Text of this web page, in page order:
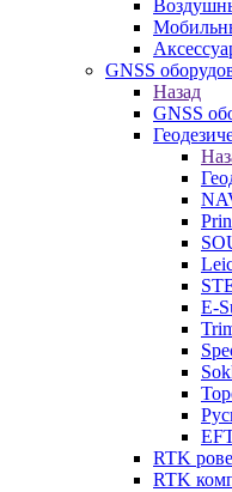
GNSS
Назад
GNSS
E-
RTK
RTK